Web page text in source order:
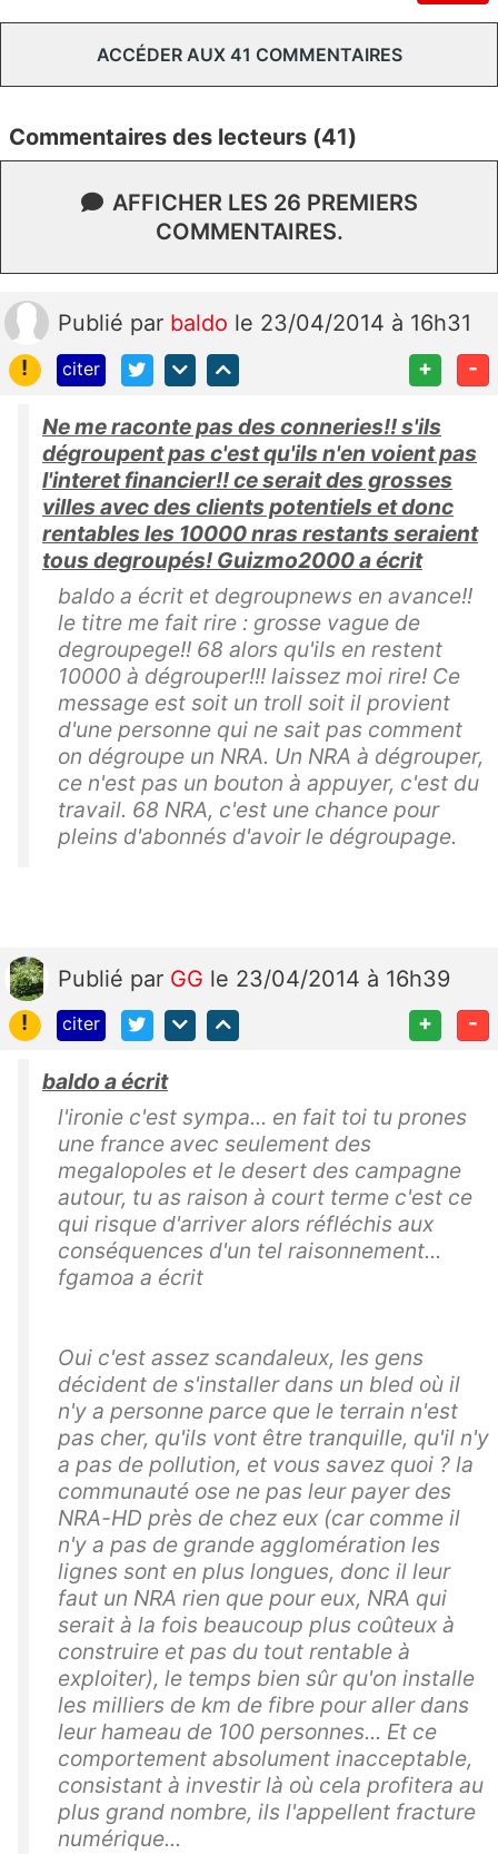
ACCÉDER AUX 41 COMMENTAIRES
Commentaires des lecteurs (41)
AFFICHER LES 26 PREMIERS
COMMENTAIRES.
Publié par baldo le 23/04/2014 à 16h31
!
citer + -
Ne me raconte pas des conneries!! s'ils
dégroupent pas c'est qu'ils n'en voient pas
l'interet financier!! ce serait des grosses
villes avec des clients potentiels et donc
rentables les 10000 nras restants seraient
tous degroupés! Guizmo2000 a écrit
baldo a écrit et degroupnews en avance!!
le titre me fait rire : grosse vague de
degroupege!! 68 alors qu'ils en restent
10000 à dégrouper!!! laissez moi rire! Ce
message est soit un troll soit il provient
d'une personne qui ne sait pas comment
on dégroupe un NRA. Un NRA à dégrouper,
ce n'est pas un bouton à appuyer, c'est du
travail. 68 NRA, c'est une chance pour
pleins d'abonnés d'avoir le dégroupage.
Publié par GG le 23/04/2014 à 16h39
!
citer + -
baldo a écrit
l'ironie c'est sympa... en fait toi tu prones
une france avec seulement des
megalopoles et le desert des campagne
autour, tu as raison à court terme c'est ce
qui risque d'arriver alors réfléchis aux
conséquences d'un tel raisonnement...
fgamoa a écrit
Oui c'est assez scandaleux, les gens
décident de s'installer dans un bled où il
n'y a personne parce que le terrain n'est
pas cher, qu'ils vont être tranquille, qu'il n'y
a pas de pollution, et vous savez quoi ? la
communauté ose ne pas leur payer des
NRA-HD près de chez eux (car comme il
n'y a pas de grande agglomération les
lignes sont en plus longues, donc il leur
faut un NRA rien que pour eux, NRA qui
serait à la fois beaucoup plus coûteux à
construire et pas du tout rentable à
exploiter), le temps bien sûr qu'on installe
les milliers de km de fibre pour aller dans
leur hameau de 100 personnes... Et ce
comportement absolument inacceptable,
consistant à investir là où cela profitera au
plus grand nombre, ils l'appellent fracture
numérique...